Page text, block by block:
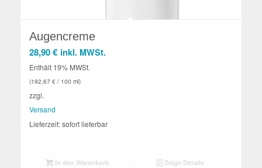
Augencreme
28,90€ inkl. MWSt.
Enthält 19% MWSt.
(192,67 €/ 100 ml)
zzgl.
Versand
Lieferzeit: sofort lieferbar
In den Warenkorb Zeige Details